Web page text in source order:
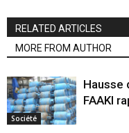
RELATED ARTICLES
MORE FROM AUTHOR
Société
Hausse
FAAKI